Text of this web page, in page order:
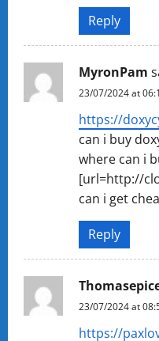
Reply
MyronPam
23/07/2024 at
https://
can i buy
where can i
[url=http://
can i get
Reply
23/07/2024 at
https://